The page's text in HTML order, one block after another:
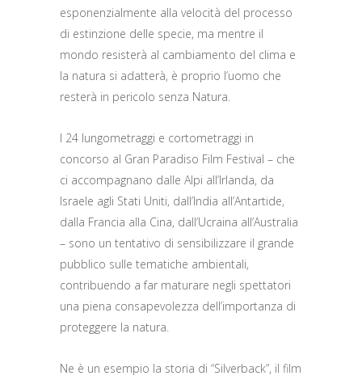
esponenzialmente alla velocità del processo
di estinzione delle specie, ma mentre il
mondo resisterà al cambiamento del clima e
la natura si adatterà, è proprio l’uomo che
resterà in pericolo senza Natura.
I 24 lungometraggi e cortometraggi in
concorso al Gran Paradiso Film Festival – che
ci accompagnano dalle Alpi all’Irlanda, da
Israele agli Stati Uniti, dall’India all’Antartide,
dalla Francia alla Cina, dall’Ucraina all’Australia
– sono un tentativo di sensibilizzare il grande
pubblico sulle tematiche ambientali,
contribuendo a far maturare negli spettatori
una piena consapevolezza dell’importanza di
proteggere la natura.
Ne è un esempio la storia di “Silverback”, il film